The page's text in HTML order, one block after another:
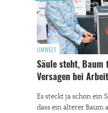
UMWELT
Säule steht, Baum
Versagen bei
Es steckt ja schon ein
dass ein älterer Baum